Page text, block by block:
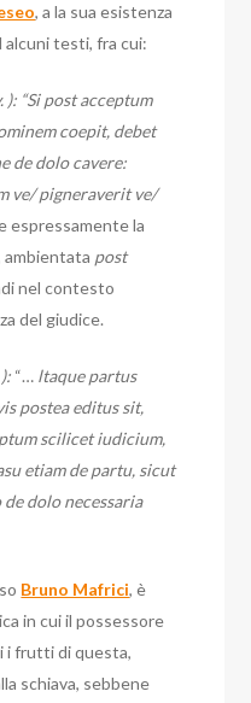
, a la sua esistenza
alcuni testi, fra cui:
): “Si post acceptum
coepit, debet
de dolo cavere:
ve/ pigneraverit ve/
espressamente la
ambientata post
nel contesto
del giudice.
“… ltaque partus
postea editus sit,
scilicet iudicium,
etiam de partu, sicut
dolo necessaria
Bruno Mafrici, è
in cui il possessore
i frutti di questa,
schiava, sebbene